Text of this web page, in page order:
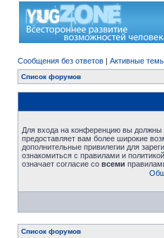
Сообщения без ответов | Активные
Список форумов
Для входа на конференцию вы должны
предоставляет вам более широкие
дополнительные привилегии для
ознакомиться с правилами и
означает согласие со всеми
Список форумов